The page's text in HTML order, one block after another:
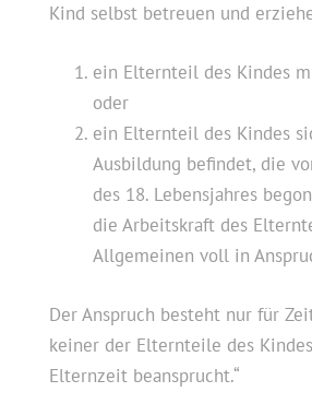
Kind selbst betreuen und
ein Elternteil des Kindes
oder
ein Elternteil des Kindes
Ausbildung befindet, die
des 18. Lebensjahres
die Arbeitskraft des
Allgemeinen voll in
Der Anspruch besteht nur für
keiner der Elternteile des
Elternzeit beansprucht.“